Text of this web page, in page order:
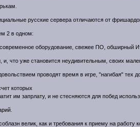
русские сервера отличаются от
2 в одном:
современное оборудование, свежее ПО, обширный
и, что уже становится неудивительным, своих
проводят время в игре, "нагибая" тех
которых
им запрлату, и не стесняются для побед
велик, как и требования к приему на работу